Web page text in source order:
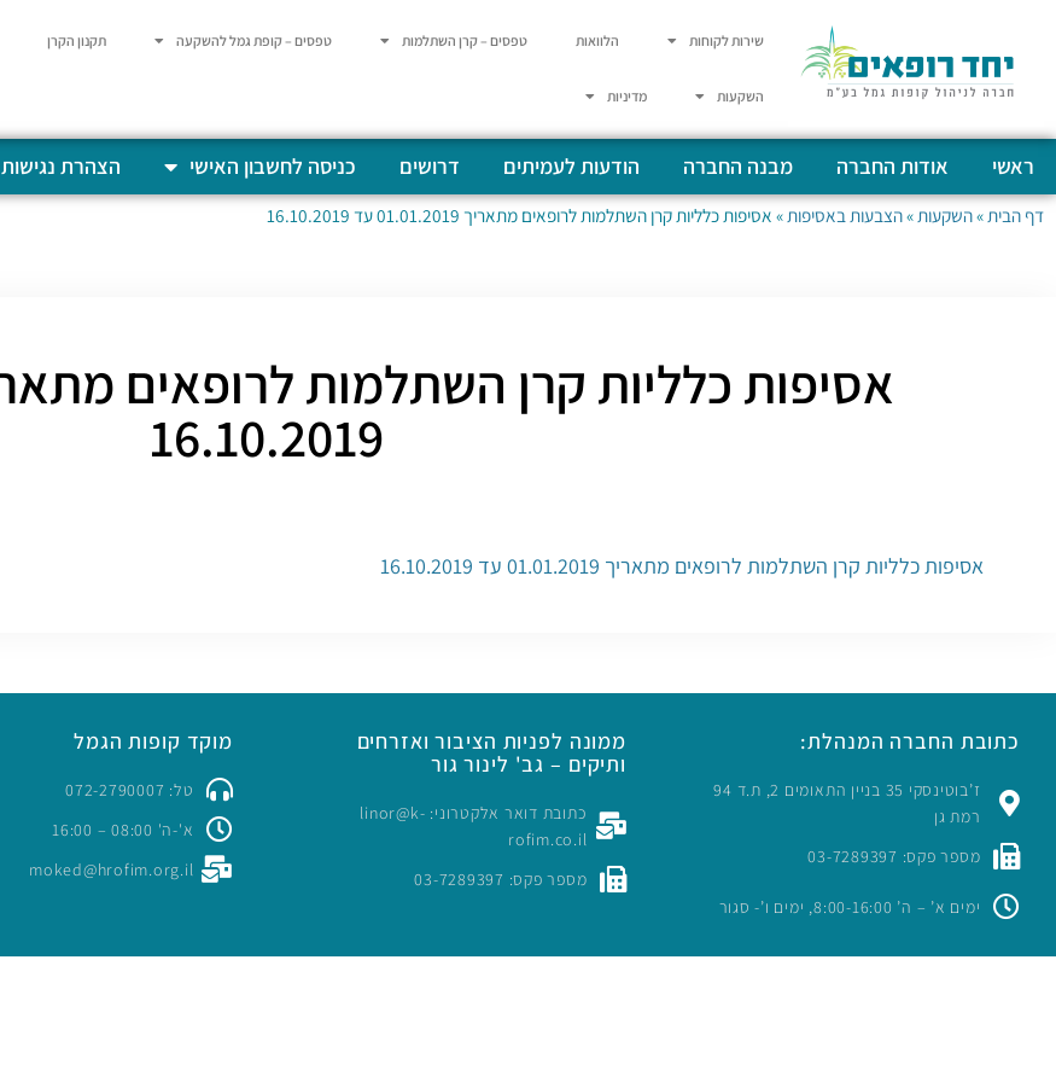
שירות לקוחות הלוואות טפסים – קרן השתלמות טפסים – קופת גמל להשקעה תקנון הקרן
השקעות מדיניות
ראשי אודות החברה מבנה החברה הודעות לעמיתים דרושים כניסה לחשבון האישי הצהרת נגישות
דף הבית »השקעות »הצבעות באסיפות » אסיפות כלליות קרן השתלמות לרופאים מתאריך 01.01.2019 עד 16.10.2019
16.10.2019
אסיפות כלליות קרן השתלמות לרופאים מתאריך 01.01.2019 עד 16.10.2019
כתובת החברה המנהלת:
ז’בוטינסקי 35 בניין התאומים 2, ת.ד 94
רמת גן
מספר פקס: 03-7289397
ימים א’ – ה’ 8:00-16:00, ימים ו’- סגור
ממונה לפניות הציבור ואזרחים
ותיקים – גב' לינור גור
כתובת דואר אלקטרוני: linor@k-
rofim.co.il
מספר פקס: 03-7289397
מוקד קופות הגמל
טל: 072-2790007
א'-ה' 08:00 – 16:00
moked@hrofim.org.il